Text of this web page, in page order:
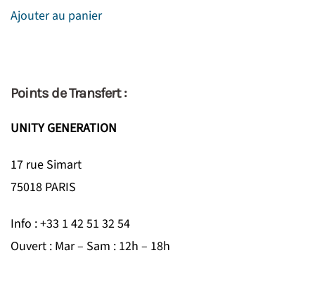
Ajouter au panier
Points de Transfert :
UNITY GENERATION
17 rue Simart
75018 PARIS
Info : +33 1 42 51 32 54
Ouvert : Mar – Sam : 12h – 18h